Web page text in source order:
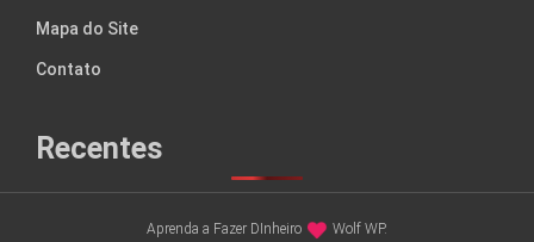
Mapa do Site
Contato
Recentes
Aprenda a Fazer DInheiro Wolf WP.